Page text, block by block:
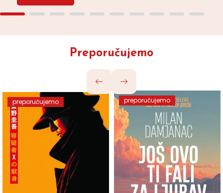
Preporučujemo
preporučujemo preporučujemo